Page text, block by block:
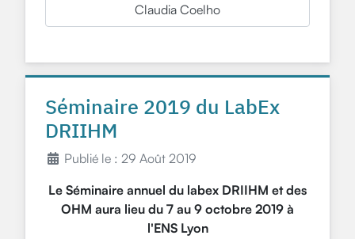
Claudia Coelho
Séminaire 2019 du LabEx
DRIIHM
Publié le : 29 Août 2019
Le Séminaire annuel du labex DRIIHM et des
OHM aura lieu du 7 au 9 octobre 2019 à
l'ENS Lyon